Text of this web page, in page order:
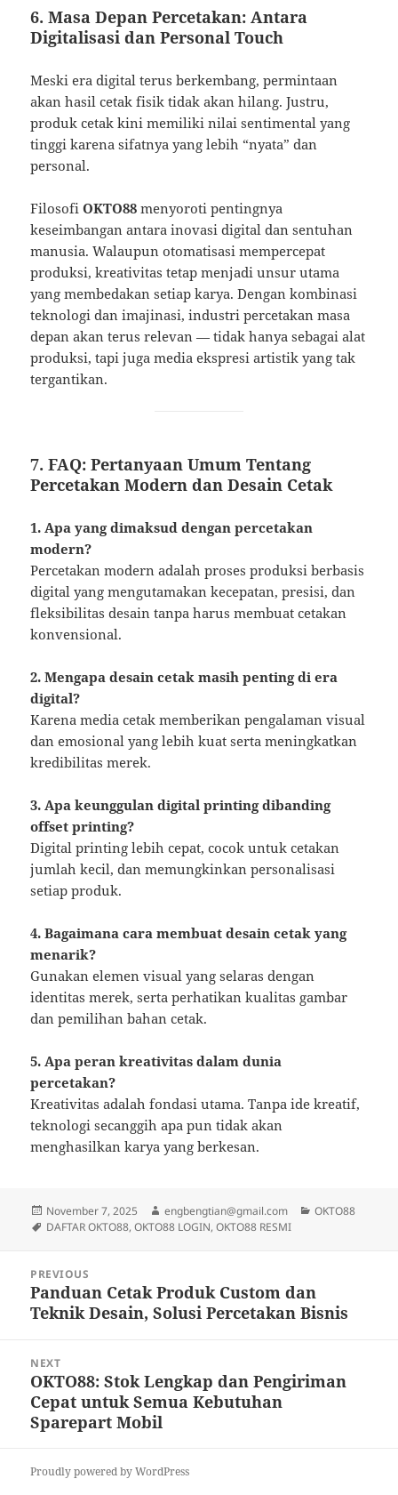
6. Masa Depan Percetakan: Antara
Digitalisasi dan Personal Touch
Meski era digital terus berkembang, permintaan
akan hasil cetak fisik tidak akan hilang. Justru,
produk cetak kini memiliki nilai sentimental yang
tinggi karena sifatnya yang lebih “nyata” dan
personal.
FilosofiOKTO88 menyoroti pentingnya
keseimbangan antara inovasi digital dan sentuhan
manusia. Walaupun otomatisasi mempercepat
produksi, kreativitas tetap menjadi unsur utama
yang membedakan setiap karya. Dengan kombinasi
teknologi dan imajinasi, industri percetakan masa
depan akan terus relevan — tidak hanya sebagai alat
produksi, tapi juga media ekspresi artistik yang tak
tergantikan.
7. FAQ: Pertanyaan Umum Tentang
Percetakan Modern dan Desain Cetak
1. Apa yang dimaksud dengan percetakan
modern?
Percetakan modern adalah proses produksi berbasis
digital yang mengutamakan kecepatan, presisi, dan
fleksibilitas desain tanpa harus membuat cetakan
konvensional.
2. Mengapa desain cetak masih penting di era
digital?
Karena media cetak memberikan pengalaman visual
dan emosional yang lebih kuat serta meningkatkan
kredibilitas merek.
3. Apa keunggulan digital printing dibanding
offset printing?
Digital printing lebih cepat, cocok untuk cetakan
jumlah kecil, dan memungkinkan personalisasi
setiap produk.
4. Bagaimana cara membuat desain cetak yang
menarik?
Gunakan elemen visual yang selaras dengan
identitas merek, serta perhatikan kualitas gambar
dan pemilihan bahan cetak.
5. Apa peran kreativitas dalam dunia
percetakan?
Kreativitas adalah fondasi utama. Tanpa ide kreatif,
teknologi secanggih apa pun tidak akan
menghasilkan karya yang berkesan.
Posted
on
November 7, 2025 Author
engbengtian@gmail.com Categories
OKTO88
Tags
DAFTAR OKTO88,OKTO88 LOGIN,OKTO88 RESMI
navigation
PREVIOUS
Previous
post:
Panduan Cetak Produk Custom dan
Teknik Desain, Solusi Percetakan Bisnis
NEXT
Next
post:
OKTO88: Stok Lengkap dan Pengiriman
Cepat untuk Semua Kebutuhan
Sparepart Mobil
Proudly powered by WordPress